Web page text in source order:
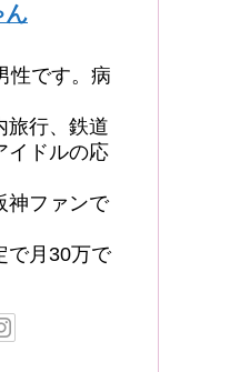
ん
性です。病
旅行、鉄道
イドルの応
神ファンで
で月30万で